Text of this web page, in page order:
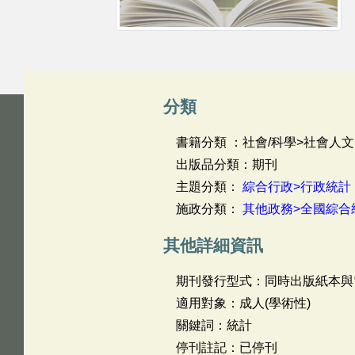
分類
書籍分類 ：社會/科學>社會人文
出版品分類：期刊
主題分類： 綜合行政>行政統計
施政分類： 其他政務>全國綜合
其他詳細資訊
期刊發行型式：同時出版紙本
適用對象：成人(學術性)
關鍵詞：統計
停刊註記：已停刊